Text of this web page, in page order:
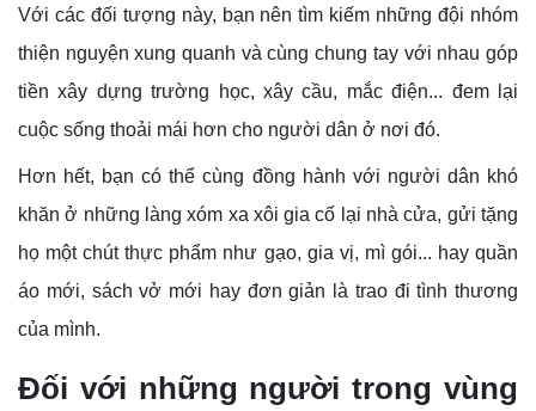
Với các đối tượng này, bạn nên tìm kiếm những đội nhóm
thiện nguyện xung quanh và cùng chung tay với nhau góp
tiền xây dựng trường học, xây cầu, mắc điện... đem lại
cuộc sống thoải mái hơn cho người dân ở nơi đó.
Hơn hết, bạn có thể cùng đồng hành với người dân khó
khăn ở những làng xóm xa xôi gia cố lại nhà cửa, gửi tặng
họ một chút thực phẩm như gạo, gia vị, mì gói... hay quần
áo mới, sách vở mới hay đơn giản là trao đi tình thương
của mình.
Đối với những người trong vùng